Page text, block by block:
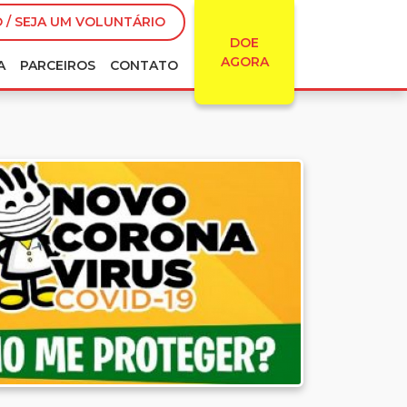
/ SEJA UM VOLUNTÁRIO
DOE
AGORA
PARCEIROS CONTATO